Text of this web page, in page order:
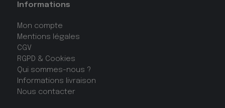
Informations
Mon compte
Mentions légales
CGV
RGPD & Cookies
Qui sommes-nous ?
Informations livraison
Nous contacter